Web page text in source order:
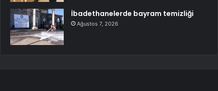
İbadethanelerde bayram temizliği
Ağustos 7, 2026